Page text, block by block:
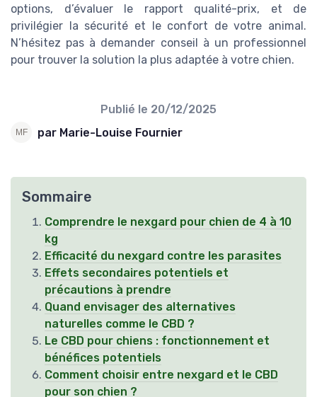
options, d’évaluer le rapport qualité-prix, et de
privilégier la sécurité et le confort de votre animal.
N’hésitez pas à demander conseil à un professionnel
pour trouver la solution la plus adaptée à votre chien.
Publié le 20/12/2025
par Marie-Louise Fournier
Sommaire
Comprendre le nexgard pour chien de 4 à 10
kg
Efficacité du nexgard contre les parasites
Effets secondaires potentiels et
précautions à prendre
Quand envisager des alternatives
naturelles comme le CBD ?
Le CBD pour chiens : fonctionnement et
bénéfices potentiels
Comment choisir entre nexgard et le CBD
pour son chien ?